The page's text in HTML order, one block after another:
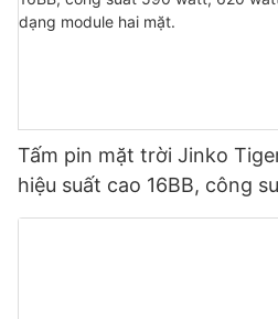
Tấm pin mặt trời Jinko
hiệu suất cao 16BB, công
watt, 630 watt, 650 watt,